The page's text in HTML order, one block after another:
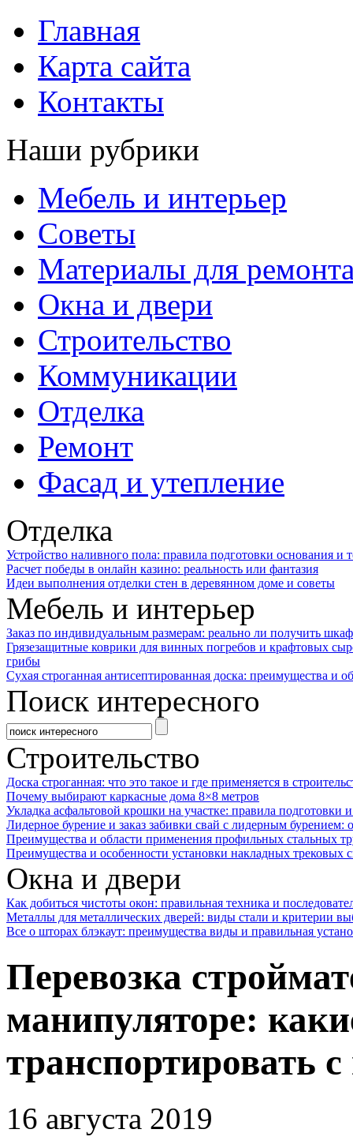
Главная
Карта сайта
Контакты
Наши рубрики
Мебель и интерьер
Советы
Материалы для
Окна и двери
Строительство
Коммуникации
Отделка
Ремонт
Фасад и утепление
Отделка
Устройство наливного пола: правила подготовки основания и
Расчет победы в онлайн казино: реальность или фантазия
Идеи выполнения отделки стен в деревянном доме и советы
Мебель и интерьер
Заказ по индивидуальным размерам: реально ли получить
Грязезащитные коврики для винных погребов и крафтовых
грибы
Сухая строганная антисептированная доска: преимущества и
Поиск интересного
Строительство
Доска строганная: что это такое и где применяется в
Почему выбирают каркасные дома 8×8 метров
Укладка асфальтовой крошки на участке: правила подготовки
Лидерное бурение и заказ забивки свай с лидерным бурением:
Преимущества и области применения профильных стальных
Преимущества и особенности установки накладных трековых
Окна и двери
Как добиться чистоты окон: правильная техника и
Металлы для металлических дверей: виды стали и критерии
Все о шторах блэкаут: преимущества виды и правильная
Перевозка
манипуляторе:
транспортировать
16 августа 2019